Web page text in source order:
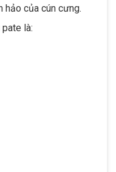
hảo của cún cưng.
là: